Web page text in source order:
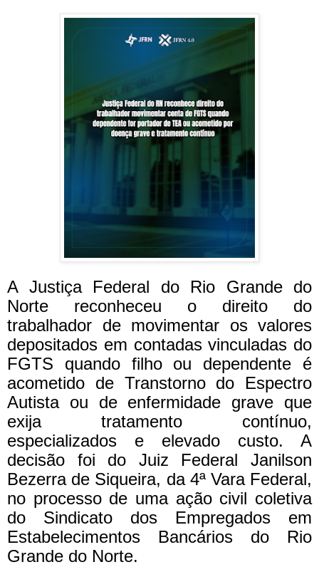
A Justiça Federal do Rio Grande do
Norte reconheceu o direito do
trabalhador de movimentar os valores
depositados em contadas vinculadas do
FGTS quando filho ou dependente é
acometido de Transtorno do Espectro
Autista ou de enfermidade grave que
exija tratamento contínuo,
especializados e elevado custo. A
decisão foi do Juiz Federal Janilson
Bezerra de Siqueira, da 4ª Vara Federal,
no processo de uma ação civil coletiva
do Sindicato dos Empregados em
Estabelecimentos Bancários do Rio
Grande do Norte.